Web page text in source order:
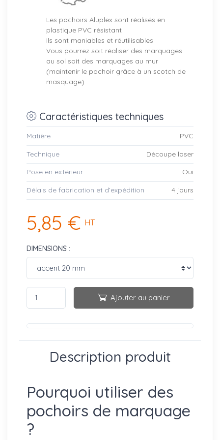
Les pochoirs Aluplex sont réalisés en
plastique PVC résistant
Ils sont maniables et réutilisables
Vous pourrez soit réaliser des marquages
au sol soit des marquages au mur
(maintenir le pochoir grâce à un scotch de
masquage)
Caractéristiques techniques
Matière PVC
Technique Découpe laser
Pose en extérieur Oui
Délais de fabrication et d’expédition 4 jours
5,85 € HT
DIMENSIONS :
Ajouter au panier
Description produit
Pourquoi utiliser des
pochoirs de marquage
?